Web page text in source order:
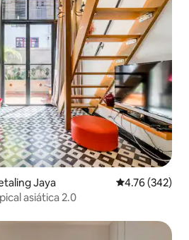
Jaya Calificación
4.76 (342)
asiática 2.0